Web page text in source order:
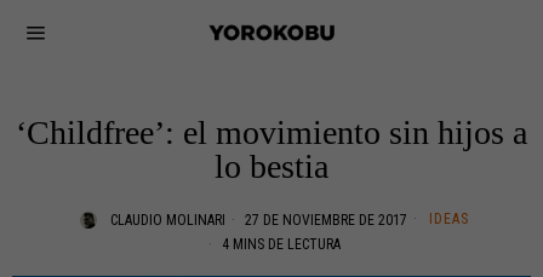
‘Childfree’: el movimiento sin hijos a
lo bestia
CLAUDIO MOLINARI 27 DE NOVIEMBRE DE 2017
IDEAS
4 MINS DE LECTURA